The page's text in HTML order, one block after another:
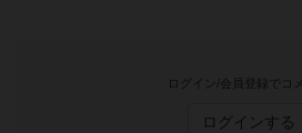
ログイン/会員登録でコ
ログインする